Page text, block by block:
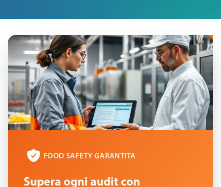
FOOD SAFETY GARANTITA
Supera ogni audit con